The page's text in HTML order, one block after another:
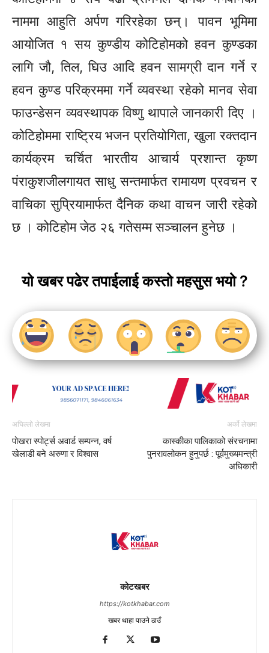
नाममा आहुति अर्पण गरिरहेका छन्। पावन भूमिमा
आयोजित १ सय कुण्डीय कोटिहोमको हवन कुण्डका
लागि जौ, तिल, घिउ आदि हवन सामग्री दान गर्ने र
हवन कुण्ड परिक्रममा गर्ने व्यवस्था रहेको मानव सेवा
फाउन्डेसन व्यवस्थापक विष्णु थापाले जानकारी दिए ।
कोटिहोममा राष्ट्रिय भजन प्रतियोगिता,खुलारक्तदान
कार्यक्रम चर्चित भारतीय आचार्य प्रशान्त कृष्ण
पंराकुशजीलगायत साधु सन्तमार्फत रामायण प्रवचन र
वाचिका सुप्रियामार्फत दैनिक कथा वाचन जारी रहेको
छ । कोटिहोम जेठ २६ गतेसम्म सञ्चालन हुनेछ ।
यो खबर पढेर तपाईलाई कस्तो महसुस भयो ?
अघिल्लो लेखमा
पोखरा स्पोर्ट्स अवार्ड सम्पन्न, वर्ष
खेलाडी बने अरुणा र विश्वास
अर्को लेखमा
कास्कीका पालिकाको संरचनामा
पुनरावलोकन हुनुपर्छ : पूर्वमुख्यमन्त्री
अधिकारी
कोटखबर
https://kotkhabar.com
खबर थाहा पाउने ठाउँ